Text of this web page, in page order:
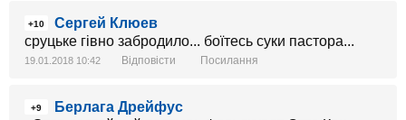
+10
Сергей Клюев
сруцьке гівно забродило... боїтесь суки пастора...
19.01.2018 10:42 Відповісти Посилання
+9
Берлага Дрейфус